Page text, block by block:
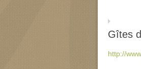
Gîtes
http://www.